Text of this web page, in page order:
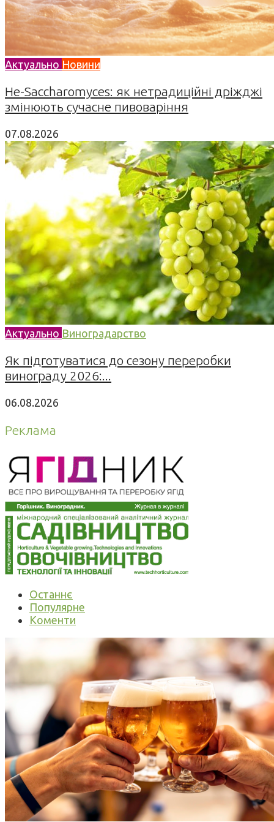
Актуально Новини
Не-Saccharomyces: як нетрадиційні дріжджі
змінюють сучасне пивоваріння
07.08.2026
Актуально Виноградарство
Як підготуватися до сезону переробки
винограду 2026:...
06.08.2026
Реклама
Останнє
Популярне
Коменти